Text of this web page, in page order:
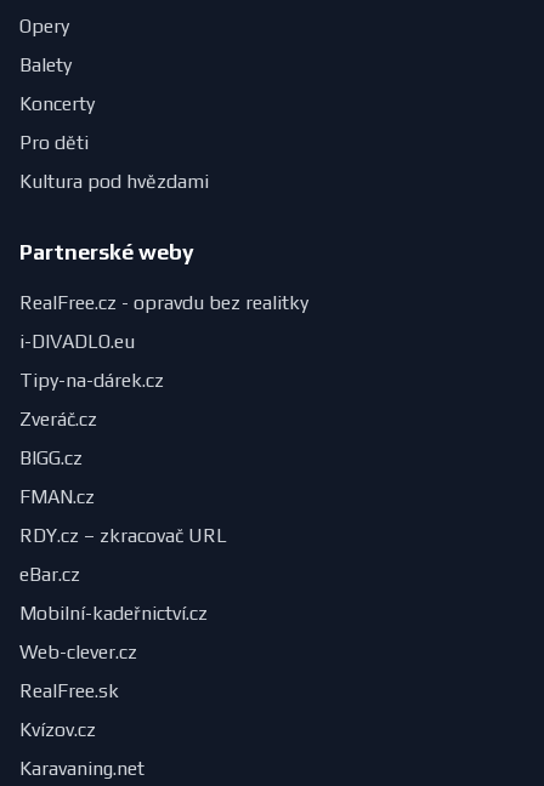
Opery
Balety
Koncerty
Pro děti
Kultura pod hvězdami
Partnerské weby
RealFree.cz - opravdu bez realitky
i-DIVADLO.eu
Tipy-na-dárek.cz
Zveráč.cz
BIGG.cz
FMAN.cz
RDY.cz – zkracovač URL
eBar.cz
Mobilní-kadeřnictví.cz
Web-clever.cz
RealFree.sk
Kvízov.cz
Karavaning.net